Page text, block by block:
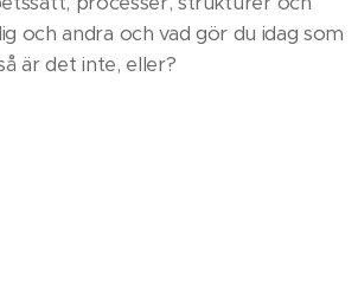
och andra och vad gör du idag som
är det inte, eller?